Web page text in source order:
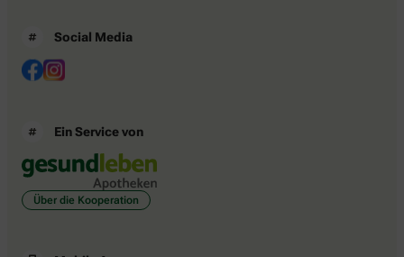
Social Media
Ein Service von
Über die Kooperation